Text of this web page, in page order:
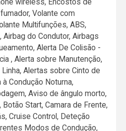
Volante com
Multifunções, ABS,
do Condutor, Airbags
Alerta De Colisão -
, Alerta sobre Manutenção,
Alertas sobre Cinto de
Condução Noturna,
Aviso de ângulo morto,
Start, Camara de Frente,
Cruise Control, Deteção
Modos de Condução,